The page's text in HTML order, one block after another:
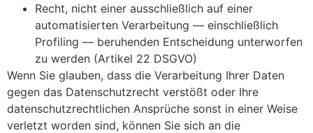
Recht, nicht einer ausschließlich auf einer
automatisierten Verarbeitung — einschließlich
Profiling — beruhenden Entscheidung unterworfen
zu werden (Artikel 22 DSGVO)
Wenn Sie glauben, dass die Verarbeitung Ihrer Daten
gegen das Datenschutzrecht verstößt oder Ihre
datenschutzrechtlichen Ansprüche sonst in einer Weise
verletzt worden sind, können Sie sich an die